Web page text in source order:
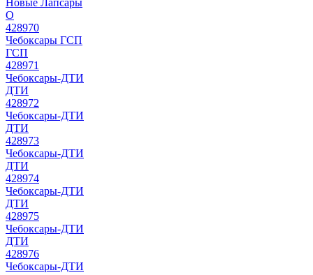
О
428970
Чебоксары ГСП
ГСП
428971
Чебоксары-ДТИ
ДТИ
428972
Чебоксары-ДТИ
ДТИ
428973
Чебоксары-ДТИ
ДТИ
428974
Чебоксары-ДТИ
ДТИ
428975
Чебоксары-ДТИ
ДТИ
428976
Чебоксары-ДТИ